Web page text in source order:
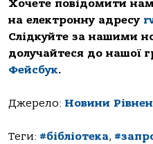
Хочете повідомити
на електронну адресу
Слідкуйте за нашими
долучайтеся до нашої
Фейсбук.
Джерело: Новини
Теги: #бібліотека,